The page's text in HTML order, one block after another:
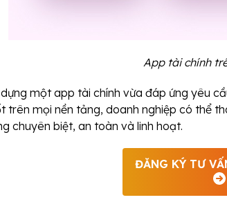
App tài chính
một app tài chính vừa đáp ứng yêu
trên mọi nền tảng, doanh nghiệp có thể
chuyên biệt, an toàn và linh hoạt.
ĐĂNG KÝ TƯ